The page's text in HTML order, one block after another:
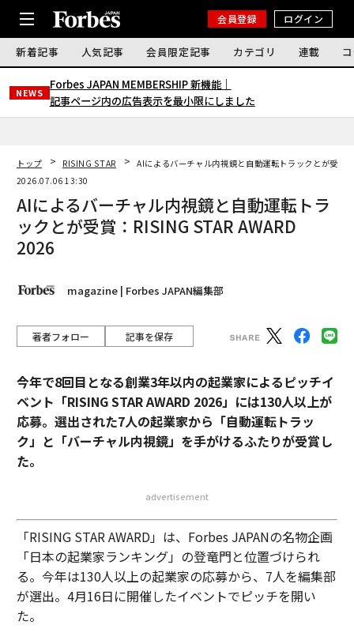
会員登録 ログイン
新着記事 人気記事 会員限定記事 カテゴリ 連載
NEWS
Forbes JAPAN MEMBERSHIP 新機能｜
記事ページ内の広告表示を最小限にしました
トップ RISING STAR
AIによるバーチャル内視鏡と自動運転トラックとが受賞
2026.07.06 13:30
AIによるバーチャル内視鏡と自動運転トラ
ックとが受賞：RISING STAR AWARD
2026
magazine | Forbes JAPAN編集部
著者フォロー 記事を保存
今年で8回目となる創業3年以内の起業家によるピッチイ
ベント「RISING STAR AWARD 2026」には130人以上が
応募。選出された7人の起業家から「自動運転トラッ
ク」と「バーチャル内視鏡」を手がけるふたりが受賞し
た。
advertisement
「RISING STAR AWARD」は、Forbes JAPANの名物企画
「日本の起業家ランキング」の登竜門と位置づけられ
る。今年は130人以上の起業家の応募から、7人を編集部
が選出。4月16日に開催したイベントでピッチを開い
た。